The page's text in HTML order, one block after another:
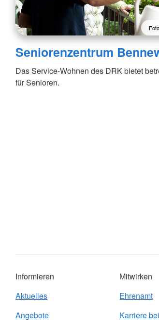
Seniorenzentrum
Das Service-Wohnen des DRK bietet
für Senioren.
Informieren
Aktuelles
Angebote
Mitwirken
Ehrenamt
Karriere